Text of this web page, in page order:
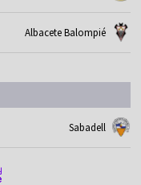
Albacete Balompié
Sabadell